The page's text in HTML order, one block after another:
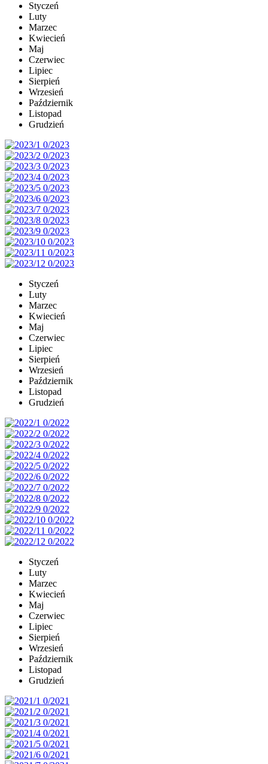
Styczeń
Luty
Marzec
Kwiecień
Maj
Czerwiec
Lipiec
Sierpień
Wrzesień
Październik
Listopad
Grudzień
Styczeń
Luty
Marzec
Kwiecień
Maj
Czerwiec
Lipiec
Sierpień
Wrzesień
Październik
Listopad
Grudzień
Styczeń
Luty
Marzec
Kwiecień
Maj
Czerwiec
Lipiec
Sierpień
Wrzesień
Październik
Listopad
Grudzień